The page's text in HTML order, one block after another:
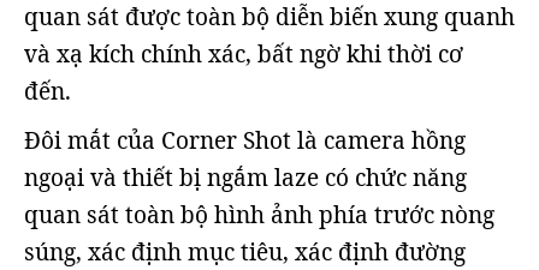
quan sát được toàn bộ diễn biến xung quanh
và xạ kích chính xác, bất ngờ khi thời cơ
đến.
Đôi mắt của Corner Shot là camera hồng
ngoại và thiết bị ngắm laze có chức năng
quan sát toàn bộ hình ảnh phía trước nòng
súng, xác định mục tiêu, xác định đường